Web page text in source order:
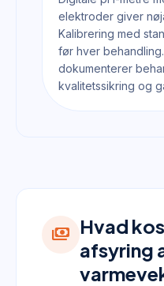
elektroder giver
Kalibrering med
før hver
dokumenterer
kvalitetssikring og
payments Hvad
afsyring